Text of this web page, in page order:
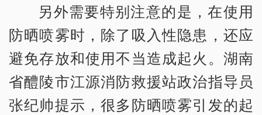
另外需要特别注意的是，在使用
防晒喷雾时，除了吸入性隐患，还应
避免存放和使用不当造成起火。湖南
省醴陵市江源消防救援站政治指导员
张纪帅提示，很多防晒喷雾引发的起